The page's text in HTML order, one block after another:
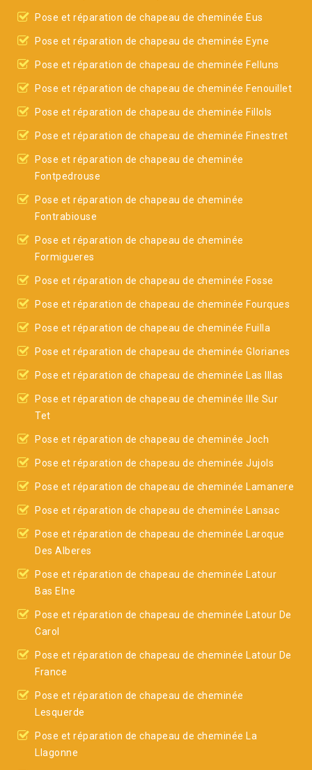
Pose et réparation de chapeau de cheminée Eus
Pose et réparation de chapeau de cheminée Eyne
Pose et réparation de chapeau de cheminée Felluns
Pose et réparation de chapeau de cheminée Fenouillet
Pose et réparation de chapeau de cheminée Fillols
Pose et réparation de chapeau de cheminée Finestret
Pose et réparation de chapeau de cheminée
Fontpedrouse
Pose et réparation de chapeau de cheminée
Fontrabiouse
Pose et réparation de chapeau de cheminée
Formigueres
Pose et réparation de chapeau de cheminée Fosse
Pose et réparation de chapeau de cheminée Fourques
Pose et réparation de chapeau de cheminée Fuilla
Pose et réparation de chapeau de cheminée Glorianes
Pose et réparation de chapeau de cheminée Las Illas
Pose et réparation de chapeau de cheminée Ille Sur
Tet
Pose et réparation de chapeau de cheminée Joch
Pose et réparation de chapeau de cheminée Jujols
Pose et réparation de chapeau de cheminée Lamanere
Pose et réparation de chapeau de cheminée Lansac
Pose et réparation de chapeau de cheminée Laroque
Des Alberes
Pose et réparation de chapeau de cheminée Latour
Bas Elne
Pose et réparation de chapeau de cheminée Latour De
Carol
Pose et réparation de chapeau de cheminée Latour De
France
Pose et réparation de chapeau de cheminée
Lesquerde
Pose et réparation de chapeau de cheminée La
Llagonne